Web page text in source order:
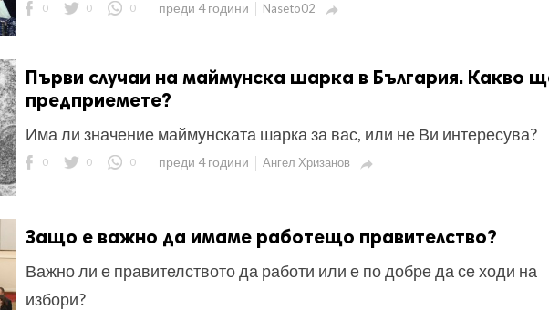
0 0 0 преди 4 години Naseto02 
Първи случаи на маймунска шарка в България. Какво
предприемете?
Има ли значение маймунската шарка за вас, или не Ви интересува?
0 0 0 преди 4 години Ангел Хризанов 
Защо е важно да имаме работещо правителство?
Важно ли е правителството да работи или е по добре да се ходи на
избори?